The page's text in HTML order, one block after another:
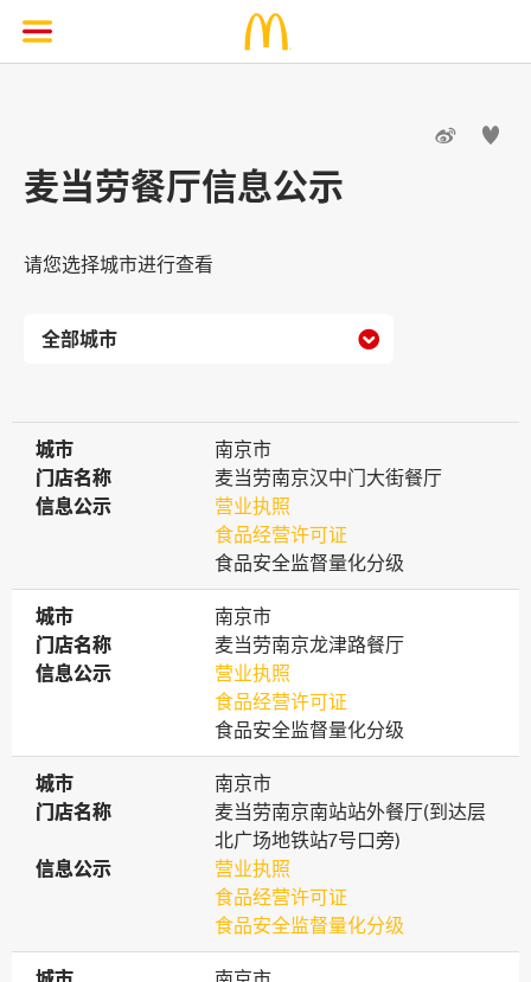
 
麦当劳餐厅信息公示
请您选择城市进行查看

城市
城市
南京市
门店名称
门店名称
麦当劳南京汉中门大街餐厅
信息公示
信息公示
营业执照
食品经营许可证
食品安全监督量化分级
城市
城市
南京市
门店名称
门店名称
麦当劳南京龙津路餐厅
信息公示
信息公示
营业执照
食品经营许可证
食品安全监督量化分级
城市
城市
南京市
门店名称
门店名称
麦当劳南京南站站外餐厅(到达层
北广场地铁站7号口旁)
信息公示
信息公示
营业执照
食品经营许可证
食品安全监督量化分级